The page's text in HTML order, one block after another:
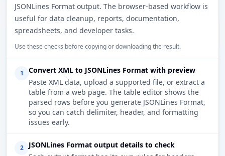
JSONLines Format output. The browser-based workflow is
useful for data cleanup, reports, documentation,
spreadsheets, and developer tasks.
Use these checks before copying or downloading the result.
1
Convert XML to JSONLines Format with preview
Paste XML data, upload a supported file, or extract a
table from a web page. The table editor shows the
parsed rows before you generate JSONLines Format,
so you can catch delimiter, header, and formatting
issues early.
2
JSONLines Format output details to check